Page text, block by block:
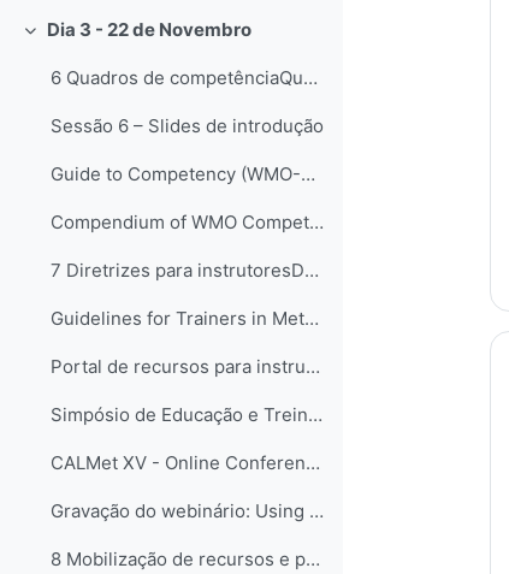
Colapsar
Dia 3 - 22 de Novembro
6 Quadros de competênciaQuadros de competências vê...
Sessão 6 – Slides de introdução
Guide to Competency (WMO-No. 1205) - EN, FR, ES
Compendium of WMO Competency Frameworks (WMO-No. 1209)
7 Diretrizes para instrutoresDando continuidade ao...
Guidelines for Trainers in Meteorological, Hydrological and Climate Services, (WMO-No. 1114)
Portal de recursos para instrutores
Simpósio de Educação e Treinamento da OMM em 2021 - SYMET-14
CALMet XV - Online Conference 2023
Gravação do webinário: Using Brinkerhoff’s Success Case Method to evaluate the impact of training (2021)
8 Mobilização de recursos e parceriasCom o tema da...